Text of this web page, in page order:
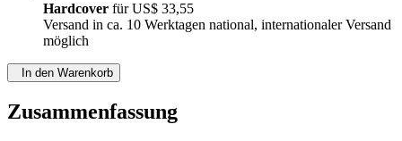
Hardcover fürUS$ 33,55
Versand in ca. 10 Werktagen national, internationaler Versand
möglich
In den Warenkorb
Zusammenfassung